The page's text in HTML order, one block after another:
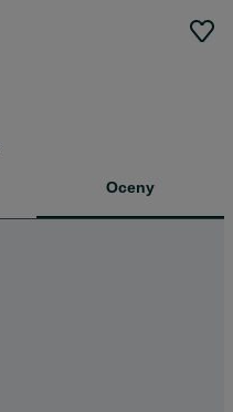
Oceny